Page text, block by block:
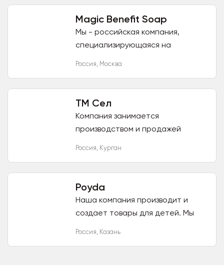
Magic Benefit Soap
Мы - российская компания,
специализирующаяся на
Россия, Москва
ТМ Сел
Компания занимается
производством и продажей
популярных российских
производятся...
Россия, Курган
Poyda
Наша компания производит и
создает товары для детей. Мы
Россия, Казань